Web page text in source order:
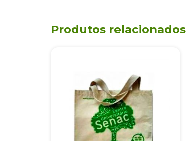
Produtos relacionados